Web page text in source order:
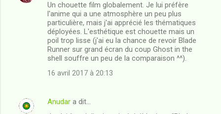
Un chouette film globalement. Je lui préfère
l'anime qui a une atmosphère un peu plus
particulière, mais j'ai apprécié les thématiques
déployées. L'esthétique est chouette mais un
poil trop lisse (j'ai eu la chance de revoir Blade
Runner sur grand écran du coup Ghost in the
shell souffre un peu de la comparaison ^^).
16 avril 2017 à 20:13
Anudar a dit…